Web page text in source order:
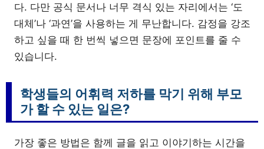
다. 다만 공식 문서나 너무 격식 있는 자리에서는 ‘도
대체’나 ‘과연’을 사용하는 게 무난합니다. 감정을 강조
하고 싶을 때 한 번씩 넣으면 문장에 포인트를 줄 수
있습니다.
학생들의 어휘력 저하를 막기 위해 부모
가 할 수 있는 일은?
가장 좋은 방법은 함께 글을 읽고 이야기하는 시간을